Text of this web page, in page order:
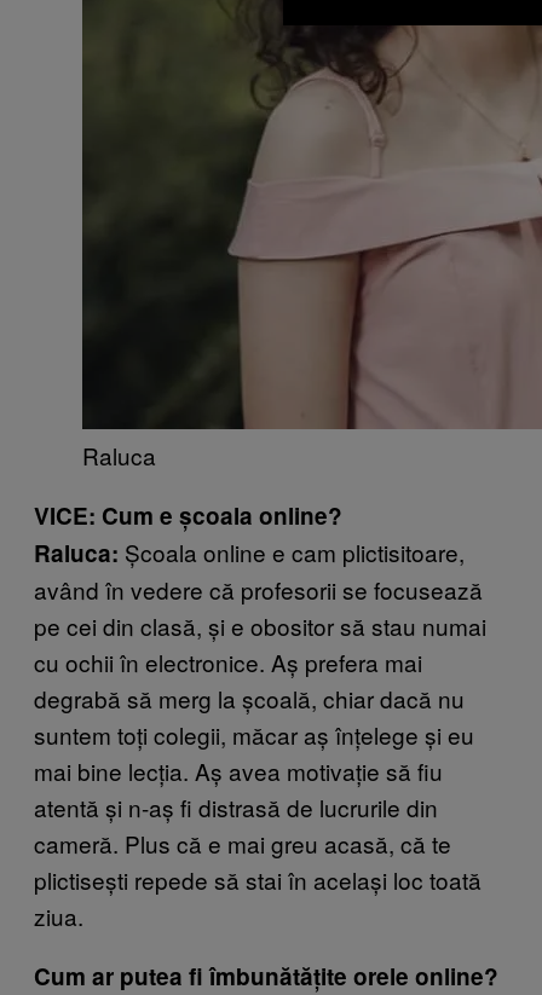
Raluca
VICE: Cum e școala online?
Raluca: Școala online e cam plictisitoare,
având în vedere că profesorii se focusează
pe cei din clasă, și e obositor să stau numai
cu ochii în electronice. Aș prefera mai
degrabă să merg la școală, chiar dacă nu
suntem toți colegii, măcar aș înțelege și eu
mai bine lecția. Aș avea motivație să fiu
atentă și n-aș fi distrasă de lucrurile din
cameră. Plus că e mai greu acasă, că te
plictisești repede să stai în același loc toată
ziua.
Cum ar putea fi îmbunătățite orele online?